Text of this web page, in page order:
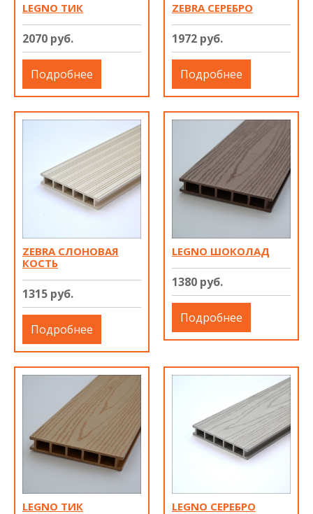
LEGNO ТИК
2070 руб.
Подробнее
ZEBRA СЕРЕБРО
1972 руб.
Подробнее
ZEBRA СЛОНОВАЯ
КОСТЬ
1315 руб.
Подробнее
LEGNO ШОКОЛАД
1380 руб.
Подробнее
LEGNO ТИК LEGNO СЕРЕБРО